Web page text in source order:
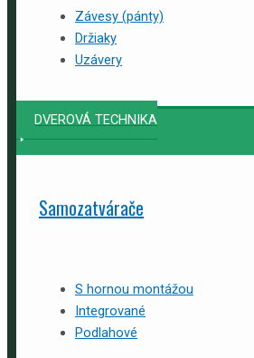
Závesy (pánty)
Držiaky
Uzávery
DVEROVÁ TECHNIKA
Samozatvárače
S hornou montážou
Integrované
Podlahové